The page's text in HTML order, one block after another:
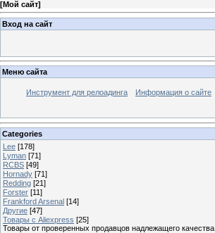
[Мой сайт]
Вход на сайт
Меню сайта
Инструмент для релоадинга Информация о сайте
Categories
Lee [178]
Lyman [71]
RCBS [49]
Hornady [71]
Redding [21]
Forster [11]
Frankford Arsenal [14]
Другие [47]
Товары с Aliexpress [25]
Товары от проверенных продавцов надлежащего качества.